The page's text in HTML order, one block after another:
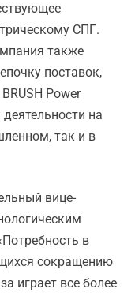
СПГ.
также
поставок,
Power
на
так и в
вице-
в
сокращению
играет все более